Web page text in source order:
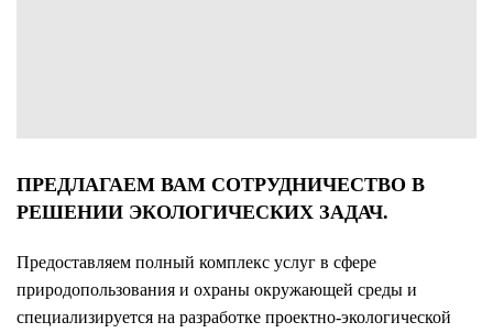
ПРЕДЛАГАЕМ ВАМ СОТРУДНИЧЕСТВО В
РЕШЕНИИ ЭКОЛОГИЧЕСКИХ ЗАДАЧ.
Предоставляем полный комплекс услуг в сфере
природопользования и охраны окружающей среды и
специализируется на разработке проектно-экологической